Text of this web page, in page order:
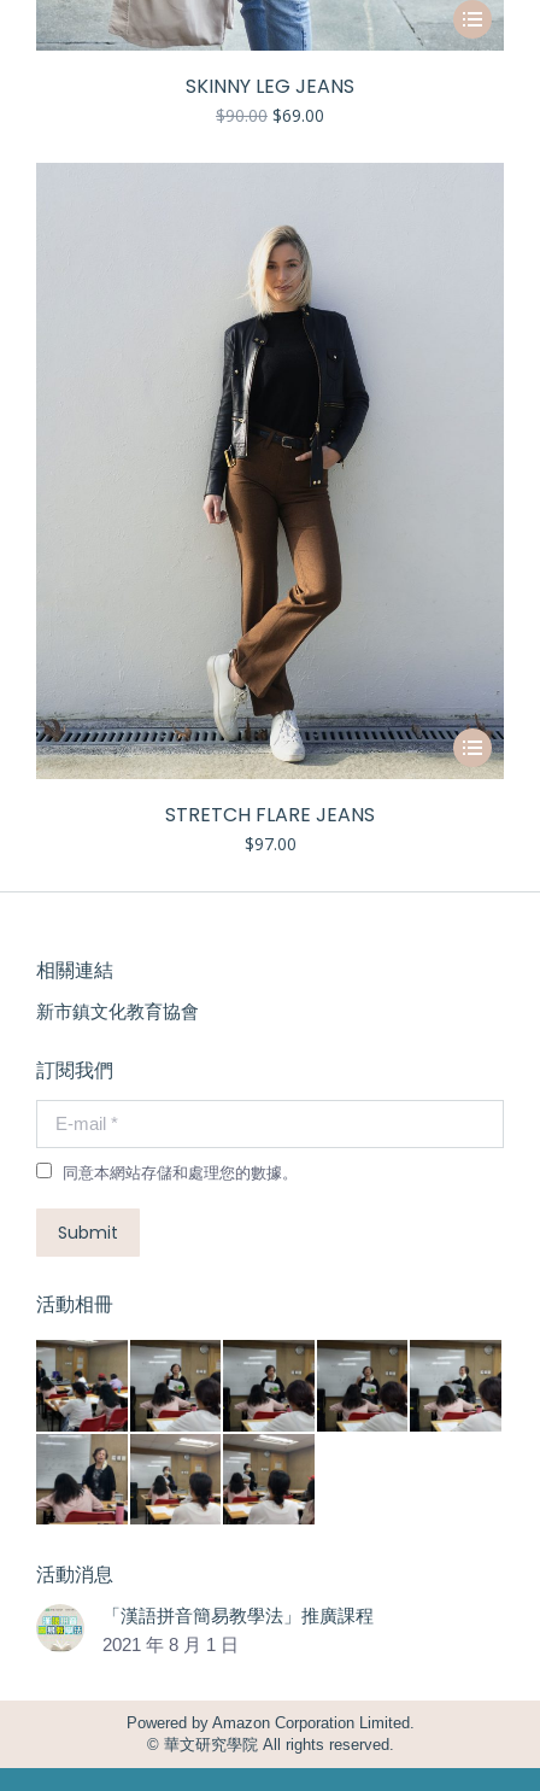
SKINNY LEG JEANS
$90.00 $69.00
STRETCH FLARE JEANS
$97.00
相關連結
新市鎮文化教育協會
訂閱我們
同意本網站存儲和處理您的數據。
Submit
活動相冊
活動消息
「漢語拼音簡易教學法」推廣課程
2021 年 8 月 1 日
Powered byAmazon Corporation Limited.
© 華文研究學院 All rights reserved.